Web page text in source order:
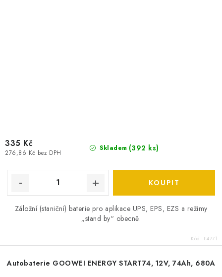
Skladem (392 ks)
276,86 Kč bez DPH
335 Kč
Záložní (staniční) baterie pro aplikace UPS, EPS, EZS a režimy
„stand by“ obecně.
Kód: E4771
Autobaterie GOOWEI ENERGY START74, 12V, 74Ah, 680A